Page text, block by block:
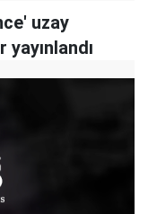
uzay